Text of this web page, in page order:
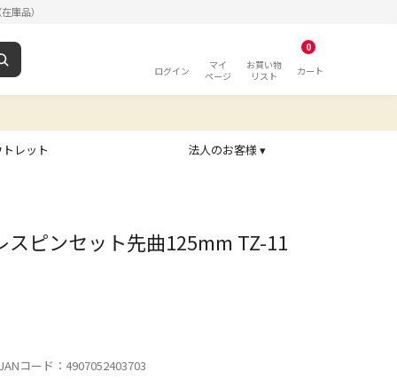
庫品）
ログイン
マイ
ページ
お買い物
リスト
0
カート
レット 法人のお客様 ▾
スピンセット先曲125mm TZ-11
コード：4907052403703